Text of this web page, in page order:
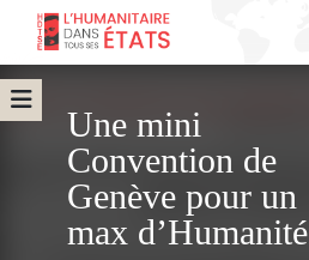
Une mini
Convention de
Genève pour un
max d’Humanité